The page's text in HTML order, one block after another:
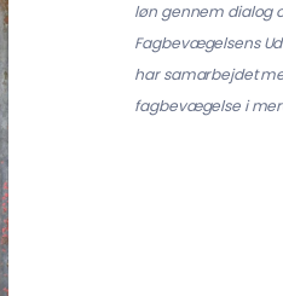
løn gennem dialog
Fagbevægelsens
har samarbejdet
fagbevægelse i